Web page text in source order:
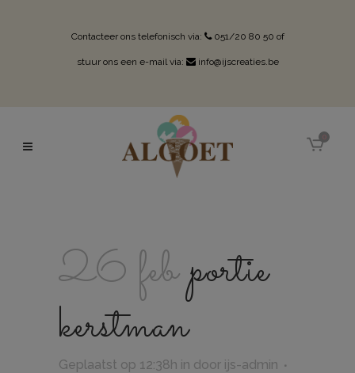
Contacteer ons telefonisch via: 051/20 80 50 of
stuur ons een e-mail via: info@ijscreaties.be
0
26 febportie
kerstman
Geplaatst op 12:38h in door ijs-admin